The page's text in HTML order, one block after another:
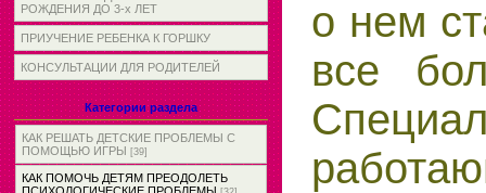
РОЖДЕНИЯ ДО 3-х ЛЕТ
ПРИУЧЕНИЕ РЕБЕНКА К ГОРШКУ
КОНСУЛЬТАЦИИ ДЛЯ РОДИТЕЛЕЙ
Категории раздела
КАК РЕШАТЬ ДЕТСКИЕ ПРОБЛЕМЫ С
ПОМОЩЬЮ ИГРЫ [39]
КАК ПОМОЧЬ ДЕТЯМ ПРЕОДОЛЕТЬ
о нем
все